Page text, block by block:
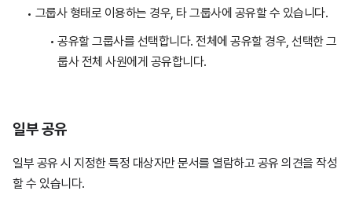
그룹사 형태로 이용하는 경우, 타 그룹사에 공유할 수 있습니다.
공유할 그룹사를 선택합니다. 전체에 공유할 경우, 선택한 그
룹사 전체 사원에게 공유합니다.
일부 공유
일부 공유 시 지정한 특정 대상자만 문서를 열람하고 공유 의견을 작성
할 수 있습니다.